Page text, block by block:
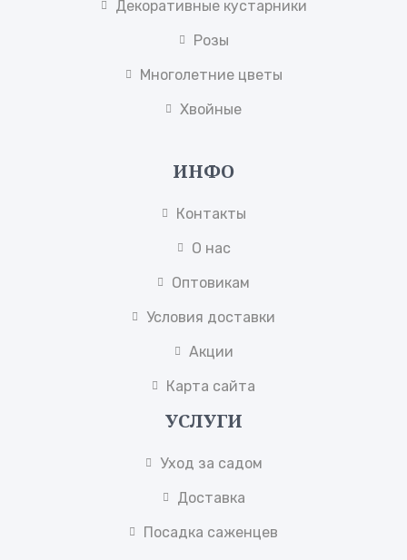
Декоративные кустарники
Розы
Многолетние цветы
Хвойные
ИНФО
Контакты
О нас
Оптовикам
Условия доставки
Акции
Карта сайта
УСЛУГИ
Уход за садом
Доставка
Посадка саженцев